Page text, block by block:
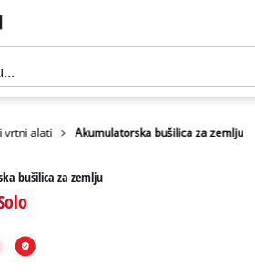
vrtni alati Akumulatorska bušilica za zemlju
bušilica za zemlju